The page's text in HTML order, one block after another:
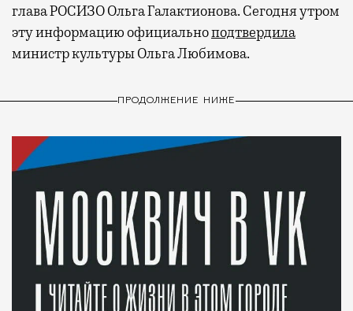
глава РОСИЗО Ольга Галактионова. Сегодня утром
эту информацию официальноподтвердила
министр культуры Ольга Любимова.
ПРОДОЛЖЕНИЕ НИЖЕ